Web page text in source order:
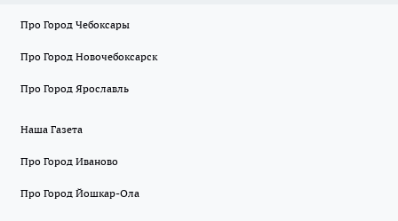
Про Город Чебоксары
Про Город Новочебоксарск
Про Город Ярославль
Наша Газета
Про Город Иваново
Про Город Йошкар-Ола